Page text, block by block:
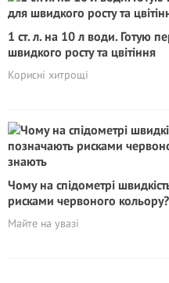
1 ст. л. на 10 л води. Готую
швидкого росту та цвітіння
Корисні хитрощі
Чому на спідометрі
рисками червоного
Майте на увазі